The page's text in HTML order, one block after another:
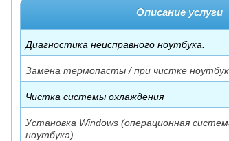
Описание услуги
Диагностика неисправного ноутбука.
Замена термопасты / при чистке
Чистка системы охлаждения
Установка Windows (операционная
ноутбука)